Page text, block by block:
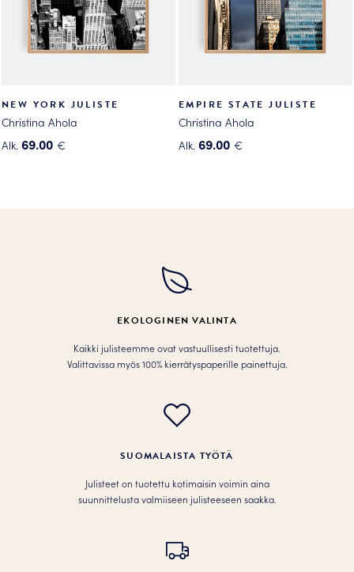
NEW YORK JULISTE
Christina Ahola
Alk. 69.00 €
EMPIRE STATE JULISTE
Christina Ahola
Alk. 69.00 €
tehdä
valinnat
tuotteen
EKOLOGINEN VALINTA
Kaikki julisteemme ovat vastuullisesti tuotettuja.
Valittavissa myös 100% kierrätyspaperille painettuja.
SUOMALAISTA TYÖTÄ
Julisteet on tuotettu kotimaisin voimin aina
suunnittelusta valmiiseen julisteeseen saakka.